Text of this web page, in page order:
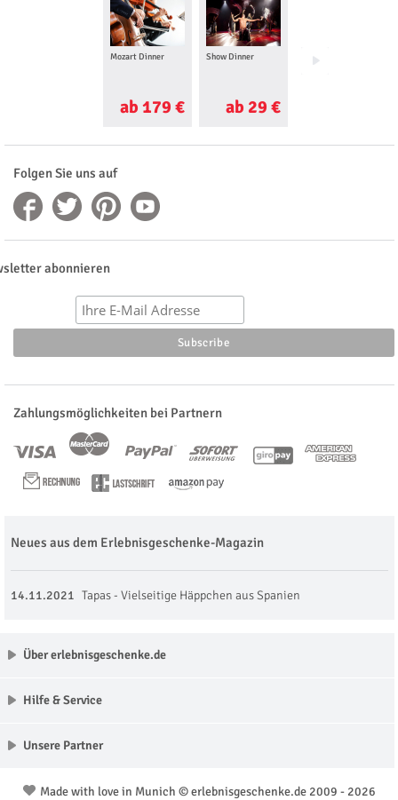
Mozart Dinner
ab 179 €
Show Dinner
ab 29 €
Jumping Dinner
Folgen Sie uns auf
abonnieren
Zahlungsmöglichkeiten bei Partnern
Neues aus dem Erlebnisgeschenke-Magazin
14.11.2021 Tapas - Vielseitige Häppchen aus Spanien
Über erlebnisgeschenke.de
Hilfe & Service
Unsere Partner
Made with love in Munich © erlebnisgeschenke.de 2009 - 2026